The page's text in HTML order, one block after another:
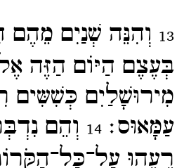
13 וְהִנֵּה שְׁנַיִם מֵהֶם
בְּעֶצֶם הַיּוֹם הַזֶּה
מִירוּשָׁלַיִם כְּשִׁשִּים
עַמָּאוּס׃14 וְהֵם
רֵעֵהוּ